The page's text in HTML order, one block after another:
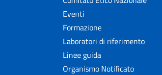
Eventi
Formazione
Laboratori di riferimento
Linee guida
Organismo Notificato